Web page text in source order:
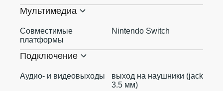
Мультимедиа
Совместимые
платформы
Nintendo Switch
Подключение
Аудио- и видеовыходы
выход на наушники (jack
3.5 мм)